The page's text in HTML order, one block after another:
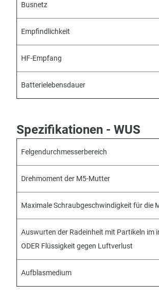
Busnetz
Empfindlichkeit
HF-Empfang
Batterielebensdauer
Spezifikationen - WUS
Felgendurchmesserbereich
Drehmoment der M5-Mutter
Maximale Schraubgeschwindigkeit für die
Auswurten der Radeinheit mit Partikeln im
ODER Flüssigkeit gegen Luftverlust
Aufblasmedium